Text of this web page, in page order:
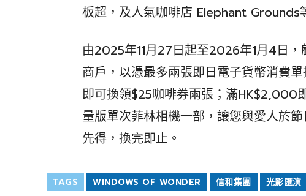
板超，及人氣咖啡店 Elephant Grounds
由2025年11月27日起至2026年1月4日
商戶，以憑最多兩張即日電子貨幣消費
即可換領$25咖啡券兩張；滿
量版單次菲林相機一部，讓您與愛人於
先得，換完即止。
TAGS WINDOWS OF WONDER 信和集團 光影匯演